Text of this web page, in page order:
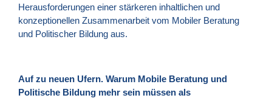
Herausforderungen einer stärkeren inhaltlichen und
konzeptionellen Zusammenarbeit vom Mobiler Beratung
und Politischer Bildung aus.
Auf zu neuen Ufern. Warum Mobile Beratung und
Politische Bildung mehr sein müssen als